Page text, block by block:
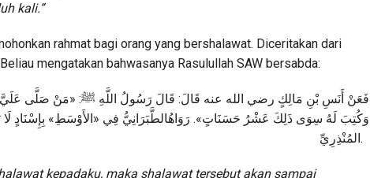
kali.”
rahmat bagi orang yang bershalawat. Diceritakan dari
mengatakan bahwasanya Rasulullah SAW bersabda:
فَعَنْ أَنَسِ بْنِ مَالِكٍ رضي الله عنه قَالَ: قَالَ رَسُولُ اللَّهِ ﷺ: «مَنْ صَلَّى عَلَيَّ
وَكُتِبَ لَهُ سِوَى ذَلِكَ عَشْرُ حَسَنَاتٍ». رَوَاهُالطَّبَرَانِيُّ فِي « الأَوْسَطِ» بِإِسْنَادٍ لَا
المُنْذِرِيِّ .
kepadaku, maka shalawat tersebut akan sampai